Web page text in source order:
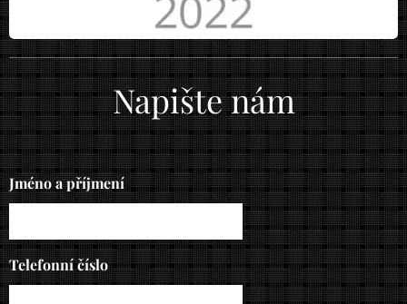
Napište nám
Jméno a příjmení
Telefonní číslo